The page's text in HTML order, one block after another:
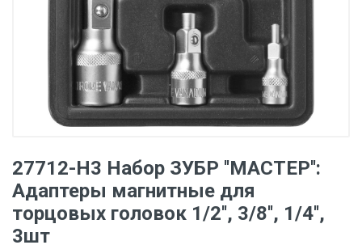
27712-H3 Набор ЗУБР ''МАСТЕР'':
Адаптеры магнитные для
торцовых головок 1/2'', 3/8'', 1/4'',
3шт